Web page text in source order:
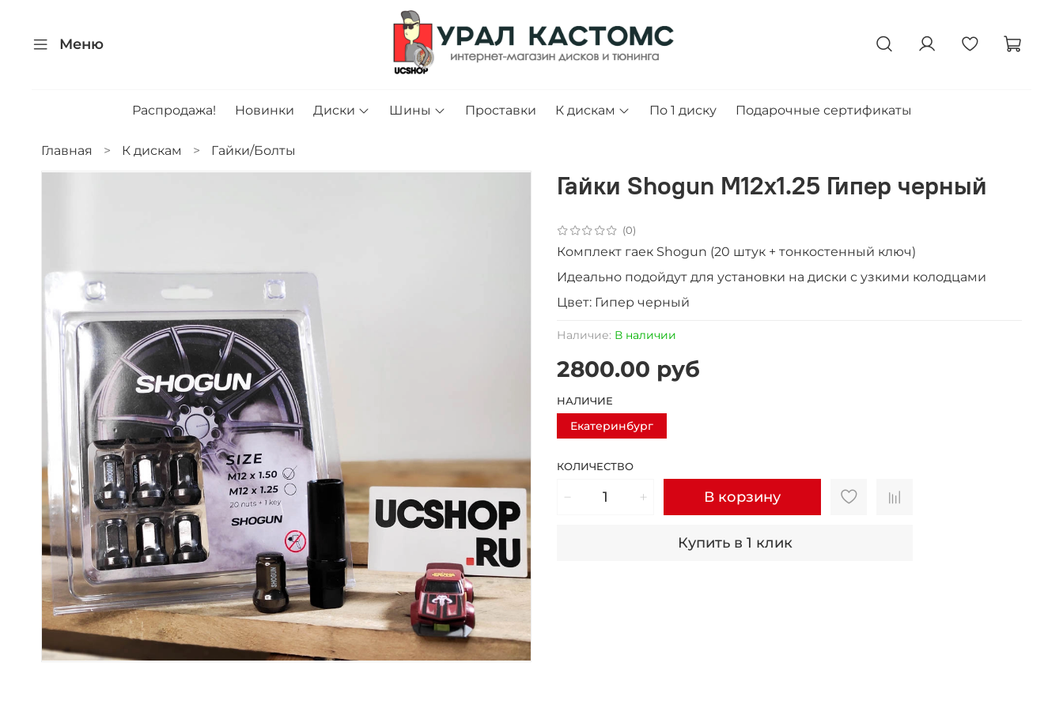
Меню
Распродажа! Новинки Диски Шины Проставки К дискам По 1 диску Подарочные сертификаты
Главная К дискам Гайки/Болты
(0)
Наличие: В наличии
Гайки Shogun M12x1.25 Гипер черный
2800.00 руб
КОЛИЧЕСТВО
В корзину
Купить в 1 клик
НАЛИЧИЕ
Екатеринбург
Комплект гаек Shogun (20 штук + тонкостенный ключ)
Идеально подойдут для установки на диски с узкими колодцами
Цвет: Гипер черный